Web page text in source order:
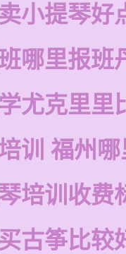
小提琴好
哪里报班
尤克里里
训 福州
培训收费
古筝比较